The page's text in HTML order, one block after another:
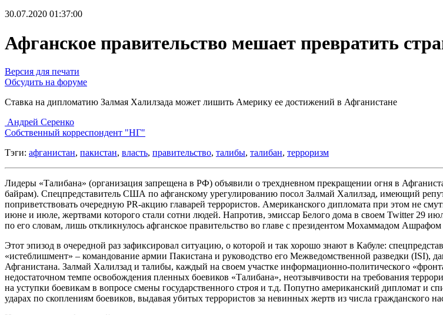
30.07.2020 01:37:00
Афганское правительство мешает превратить
Версия для печати
Обсудить на форуме
Ставка на дипломатию Залмая Халилзада может лишить Америку ее достижений в Афганистане
Андрей Серенко
Собственный корреспондент "НГ"
Тэги: афганистан, пакистан, власть, правительство, талибы, талибан, терроризм
Лидеры «Талибана» (организация запрещена в РФ) объявили о трехдневном прекращении огня в
байрам). Спецпредставитель США по афганскому урегулированию посол Залмай Халилзад, имеющий
поприветствовать очередную PR-акцию главарей террористов. Американского дипломата при этом не
июне и июле, жертвами которого стали сотни людей. Напротив, эмиссар Белого дома в своем Twitter 29
по его словам, лишь откликнулось афганское правительство во главе с президентом Мохаммадом
Этот эпизод в очередной раз зафиксировал ситуацию, о которой и так хорошо знают в Кабуле:
«истеблишмент» – командование армии Пакистана и руководство его Межведомственной разведки (ISI),
Афганистана. Залмай Халилзад и талибы, каждый на своем участке информационно-политического
недостаточном темпе освобождения пленных боевиков «Талибана», неотзывчивости на требования
на уступки боевикам в вопросе смены государственного строя и т.д. Попутно американский дипломат и
ударах по скоплениям боевиков, выдавая убитых террористов за невинных жертв из числа гражданского